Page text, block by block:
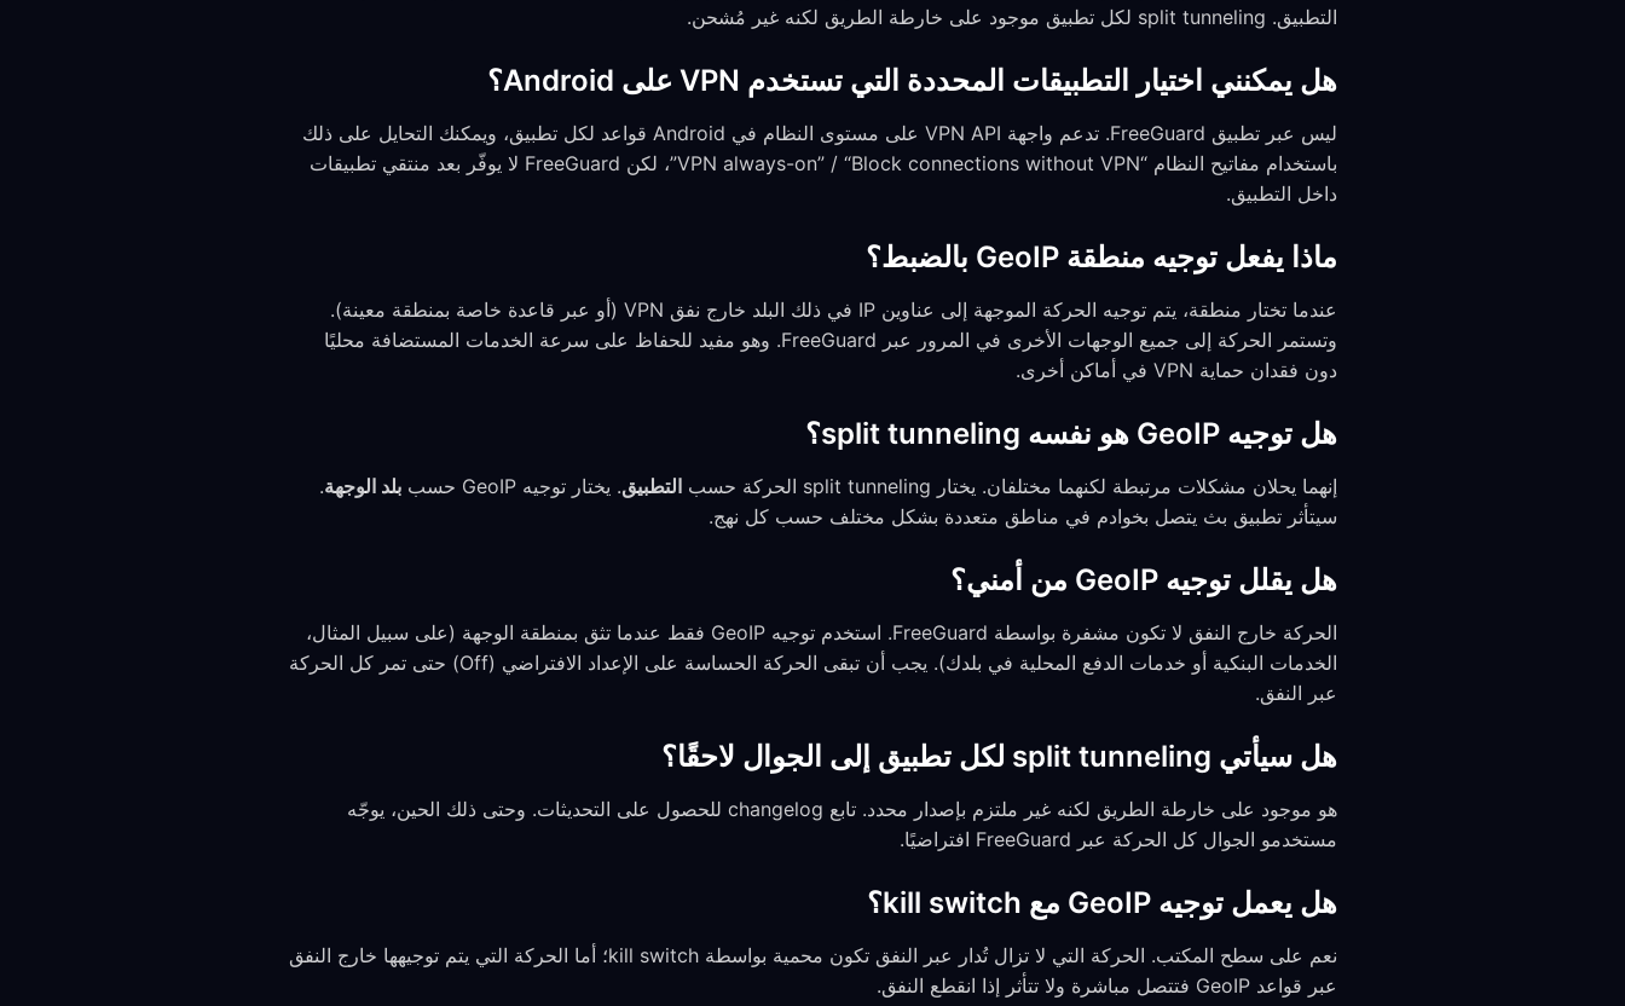
التطبيق. split tunneling لكل تطبيق موجود على خارطة الطريق لكنه غير مُشحن.
هل يمكنني اختيار التطبيقات المحددة التي تستخدم VPN على Android؟
ليس عبر تطبيق FreeGuard. تدعم واجهة VPN API على مستوى النظام في Android قواعد لكل تطبيق، ويمكنك التحايل على ذلك
باستخدام مفاتيح النظام “VPN always-on” / “Block connections without VPN”، لكن FreeGuard لا يوفّر بعد منتقي تطبيقات
داخل التطبيق.
ماذا يفعل توجيه منطقة GeoIP بالضبط؟
عندما تختار منطقة، يتم توجيه الحركة الموجهة إلى عناوين IP في ذلك البلد خارج نفق VPN (أو عبر قاعدة خاصة بمنطقة معينة).
وتستمر الحركة إلى جميع الوجهات الأخرى في المرور عبر FreeGuard. وهو مفيد للحفاظ على سرعة الخدمات المستضافة محليًا
دون فقدان حماية VPN في أماكن أخرى.
هل توجيه GeoIP هو نفسه split tunneling؟
إنهما يحلان مشكلات مرتبطة لكنهما مختلفان. يختار split tunneling الحركة حسب التطبيق. يختار توجيه GeoIP حسب بلد الوجهة.
سيتأثر تطبيق بث يتصل بخوادم في مناطق متعددة بشكل مختلف حسب كل نهج.
هل يقلل توجيه GeoIP من أمني؟
الحركة خارج النفق لا تكون مشفرة بواسطة FreeGuard. استخدم توجيه GeoIP فقط عندما تثق بمنطقة الوجهة (على سبيل المثال،
الخدمات البنكية أو خدمات الدفع المحلية في بلدك). يجب أن تبقى الحركة الحساسة على الإعداد الافتراضي (Off) حتى تمر كل الحركة
عبر النفق.
هل سيأتي split tunneling لكل تطبيق إلى الجوال لاحقًا؟
هو موجود على خارطة الطريق لكنه غير ملتزم بإصدار محدد. تابع changelog للحصول على التحديثات. وحتى ذلك الحين، يوجّه
مستخدمو الجوال كل الحركة عبر FreeGuard افتراضيًا.
هل يعمل توجيه GeoIP مع kill switch؟
نعم على سطح المكتب. الحركة التي لا تزال تُدار عبر النفق تكون محمية بواسطة kill switch؛ أما الحركة التي يتم توجيهها خارج النفق
عبر قواعد GeoIP فتتصل مباشرة ولا تتأثر إذا انقطع النفق.